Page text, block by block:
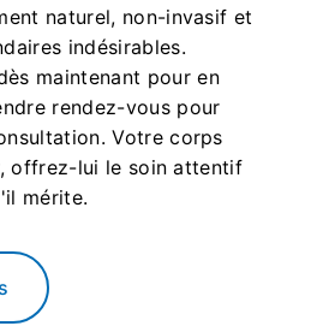
naturel, non-invasif et
indésirables.
maintenant pour en
rendez-vous pour
Votre corps
offrez-lui le soin attentif
mérite.